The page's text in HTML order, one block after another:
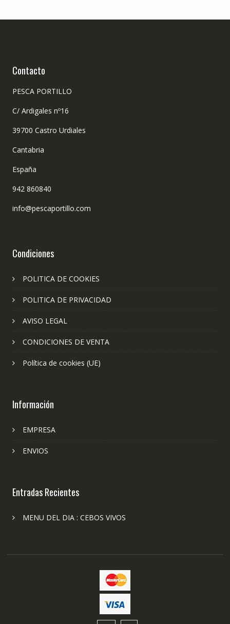
Contacto
PESCA PORTILLO
C/ Ardigales nº16
39700 Castro Urdiales
Cantabria
España
942 860840
info@pescaportillo.com
Condiciones
POLITICA DE COOKIES
POLITICA DE PRIVACIDAD
AVISO LEGAL
CONDICIONES DE VENTA
Política de cookies (UE)
Información
EMPRESA
ENVIOS
Entradas Recientes
MENU DEL DIA : CEBOS VIVOS